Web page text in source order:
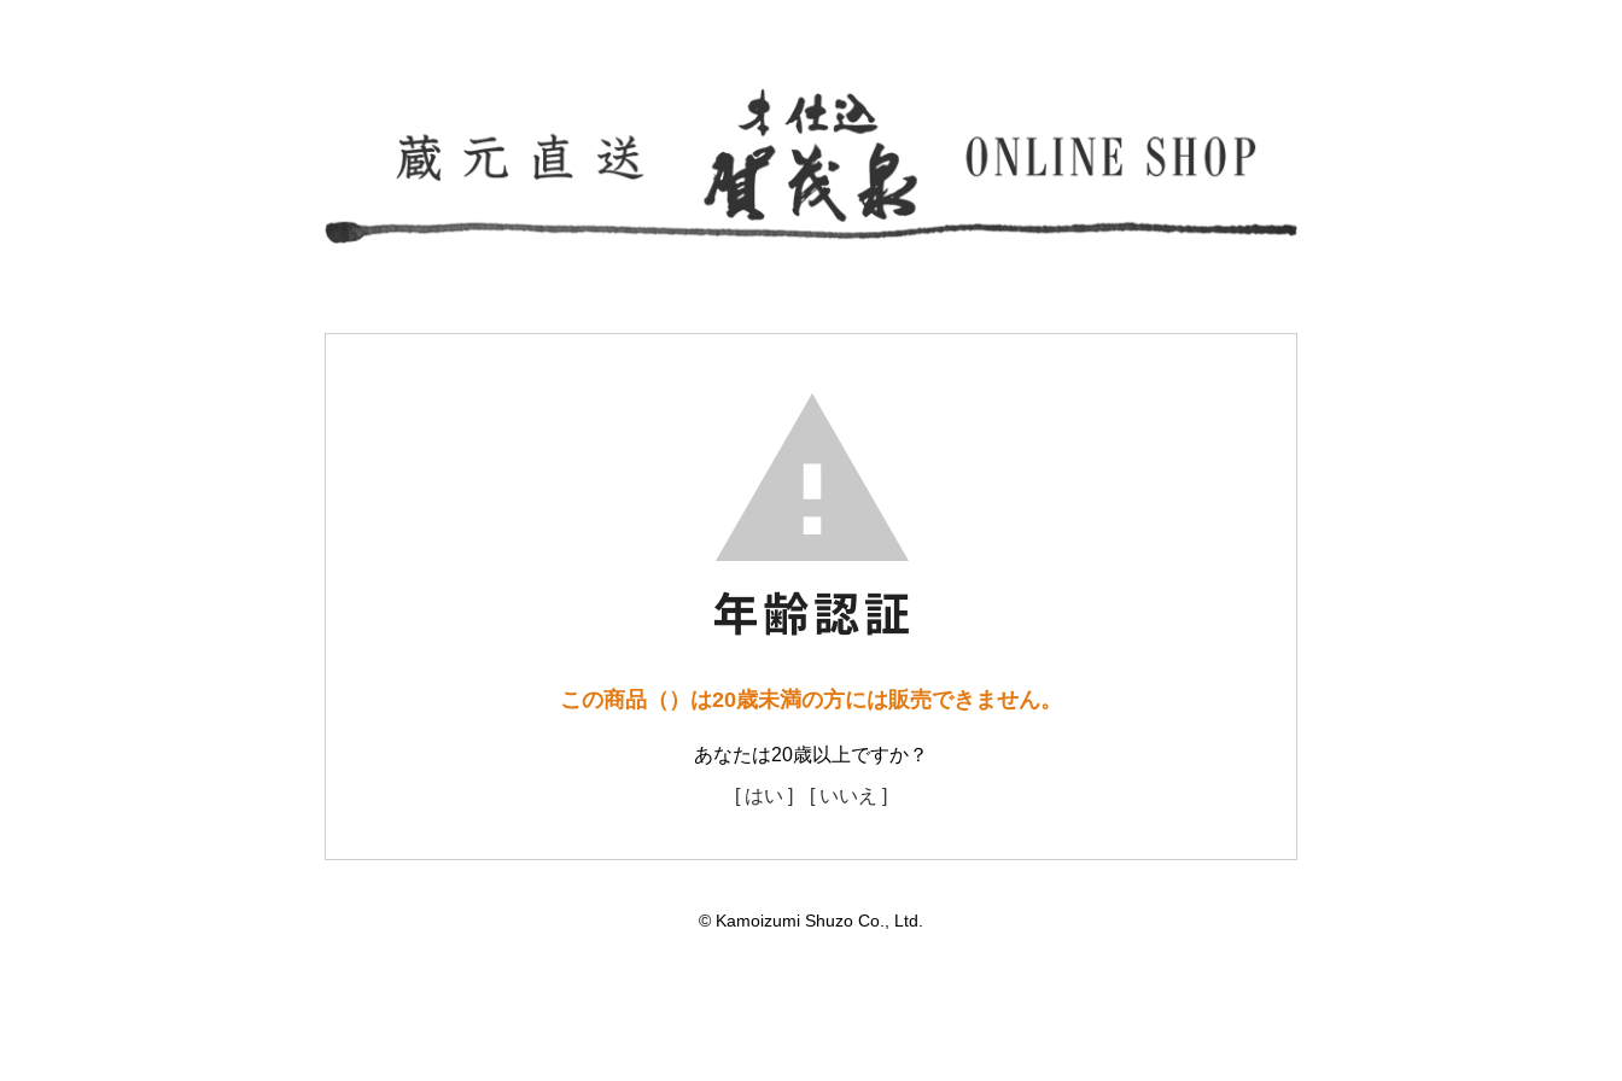
この商品（）は20歳未満の方には販売できません。
あなたは20歳以上ですか？
[ はい ]
[ いいえ ]
© Kamoizumi Shuzo Co., Ltd.